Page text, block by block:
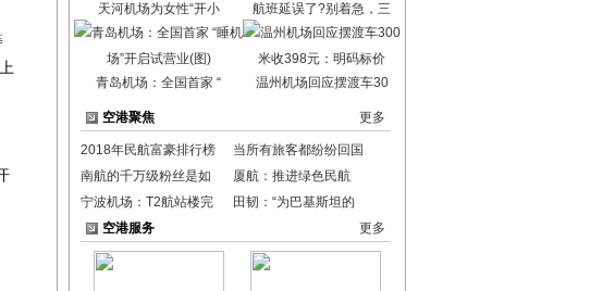
天河机场为女性“开小 航班延误了?别着急，三
青岛机场：全国首家 “ 温州机场回应摆渡车30
空港聚焦 更多
2018年民航富豪排行榜
当所有旅客都纷纷回国
南航的千万级粉丝是如
厦航：推进绿色民航
宁波机场：T2航站楼完
田韧：“为巴基斯坦的
空港服务
更多